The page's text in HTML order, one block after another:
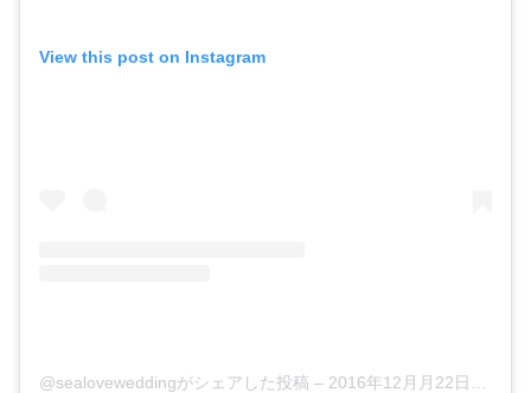
View this post on Instagram
@sealoveweddingがシェアした投稿 – 2016年12月月22日午前6時12分PST